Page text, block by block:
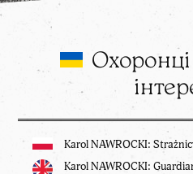
Karol NAWROCKI:
Karol NAWROCKI: